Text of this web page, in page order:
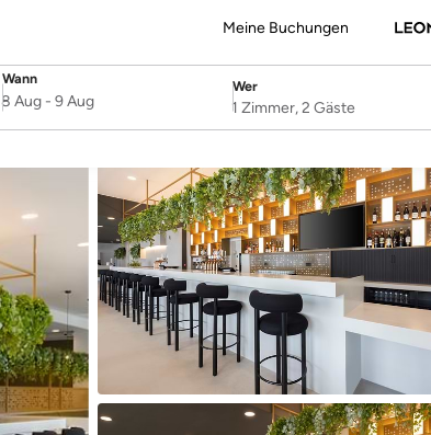
Meine Buchungen
Wann
SelectDate
8 Aug- 9 Aug
Wer
Username
1 Zimmer, 2 Gäste